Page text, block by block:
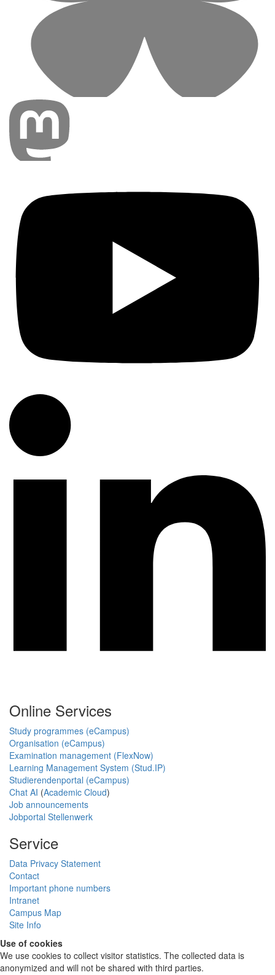
Online Services
Study programmes (eCampus)
Organisation (eCampus)
Examination management (FlexNow)
Learning Management System (Stud.IP)
Studierendenportal (eCampus)
Chat AI (Academic Cloud)
Job announcements
Jobportal Stellenwerk
Service
Data Privacy Statement
Contact
Important phone numbers
Intranet
Campus Map
Site Info
Use of cookies
We use cookies to collect visitor statistics. The collected data is
anonymized and will not be shared with third parties.